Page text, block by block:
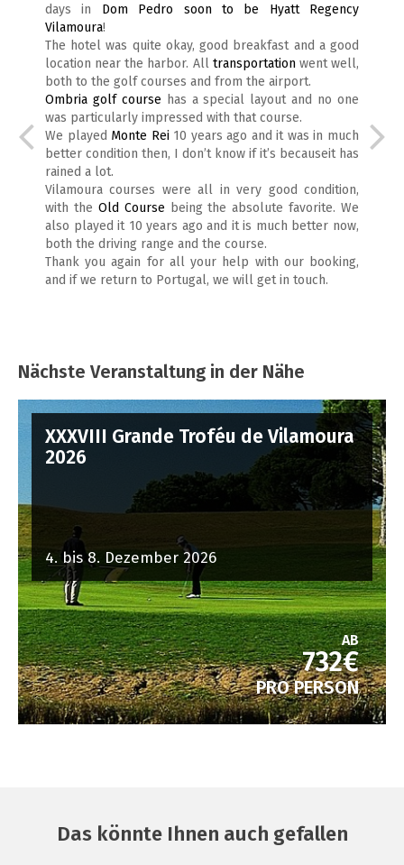
days in Dom Pedro soon to be Hyatt Regency
Vilamoura!
The hotel was quite okay, good breakfast and a good
location near the harbor. Alltransportationwent well,
both to the golf courses and from the airport.
Ombria golf course has a special layout and no one
was particularly impressed with that course.
We played Monte Rei10 years ago and it was in much
better condition then, I don’t know if it’s becauseit has
rained a lot.
Vilamoura courses were all in very good condition,
with the Old Course being the absolute favorite. We
also played it 10 years ago and it is much better now,
both the driving range and the course.
Thank you again for all your help with our booking,
and if we return to Portugal, we will get in touch.
Nächste Veranstaltung in der Nähe
XXXVIII Grande Troféu de Vilamoura
2026
4. bis 8. Dezember 2026
AB
732€
PRO PERSON
Das könnte Ihnen auch gefallen